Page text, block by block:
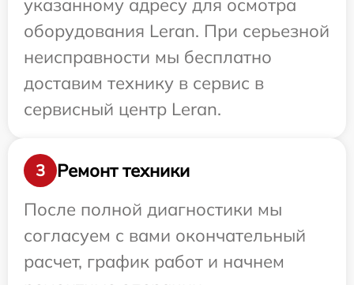
указанному адресу для осмотра
оборудования Leran. При серьезной
неисправности мы бесплатно
доставим технику в сервис в
сервисный центр Leran.
3
Ремонт техники
После полной диагностики мы
согласуем с вами окончательный
расчет, график работ и начнем